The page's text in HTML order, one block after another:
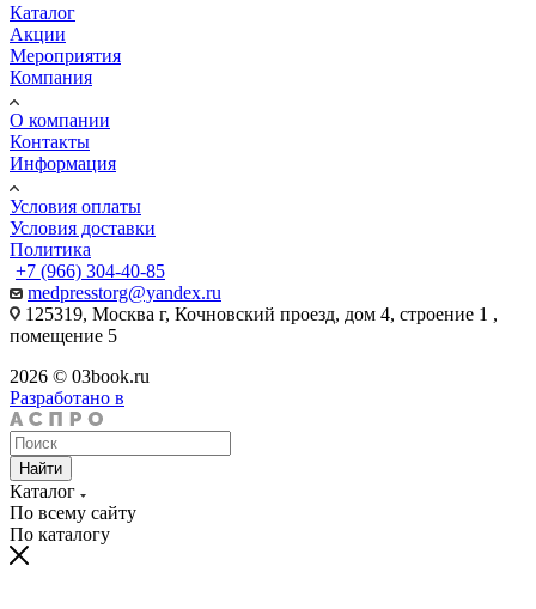
Каталог
Акции
Мероприятия
Компания
О компании
Контакты
Информация
Условия оплаты
Условия доставки
Политика
+7 (966) 304-40-85
medpresstorg@yandex.ru
125319, Москва г, Кочновский проезд, дом 4, строение 1 ,
помещение 5
2026 © 03book.ru
Разработано в
Найти
Каталог
По всему сайту
По каталогу